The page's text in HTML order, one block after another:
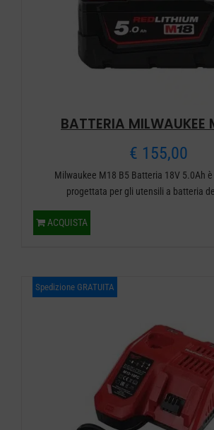
BATTERIA MILWAUKEE
€ 155,00
Milwaukee M18 B5 Batteria 18V 5.0Ah
progettata per gli utensili a batteria
ACQUISTA
Spedizione GRATUITA